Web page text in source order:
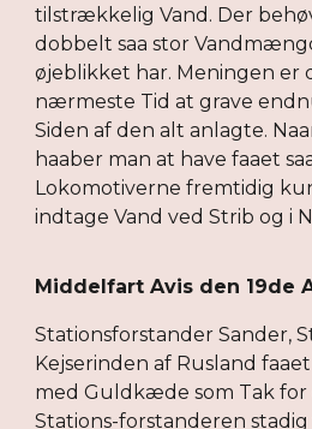
tilstrækkelig Vand. Der
dobbelt saa stor
øjeblikket har. Meningen er
nærmeste Tid at grave
Siden af den alt anlagte.
haaber man at have faaet
Lokomotiverne fremtidig
indtage Vand ved Strib og i
Middelfart Avis den 19de
Stationsforstander Sander,
Kejserinden af Rusland
med Guldkæde som Tak for
Stations-forstanderen